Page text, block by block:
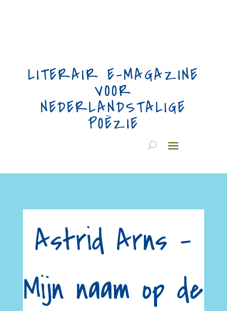
LITERAIR E-MAGAZINE
VOOR
NEDERLANDSTALIGE
POËZIE
Astrid Arns –
Mijn naam op de